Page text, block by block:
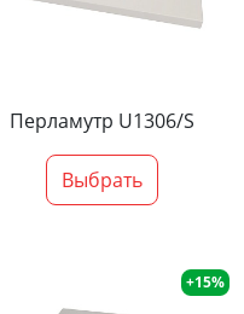
Перламутр U1306/S
Выбрать
+15%